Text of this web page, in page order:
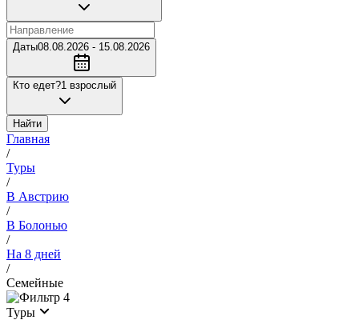
Даты08.08.2026 - 15.08.2026
Кто едет?1 взрослый
Найти
Главная
/
Туры
/
В Австрию
/
В Болонью
/
На 8 дней
/
Семейные
4
Туры